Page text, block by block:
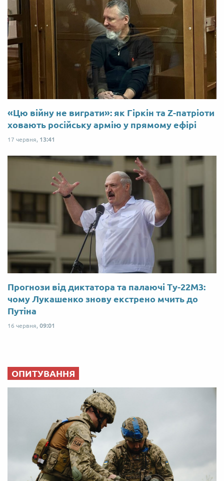
«Цю війну не виграти»: як Гіркін та Z-патріоти
ховають російську армію у прямому ефірі
17 червня, 13:41
Прогнози від диктатора та палаючі Ту-22М3:
чому Лукашенко знову екстрено мчить до
Путіна
16 червня, 09:01
ОПИТУВАННЯ